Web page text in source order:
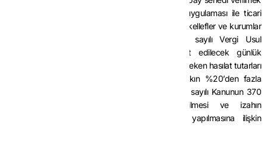
suretiyle sağlanan menfaatlerde ücret istisnası uygulaması ile ticari
veya mesleki faaliyetlerde bulunan gerçek kişi mükellefler ve kurumlar
vergisi mükelleflerinin 4/1/1961 tarihli ve 213 sayılı Vergi Usul
Kanununun 127 nci maddesi uyarınca tespit edilecek günlük
hasılatlardan yola çıkarak hesaplanacak olması gereken hasılat tutarları
ile beyan ettikleri hasılat tutarları arasındaki farkın %20’den fazla
olması durumunda bahsi geçen mükelleflerin 213 sayılı Kanunun 370
inci maddesi uyarınca izaha davet edilmesi ve izahın
değerlendirilmesinin mezkûr madde uyarınca yapılmasına ilişkin